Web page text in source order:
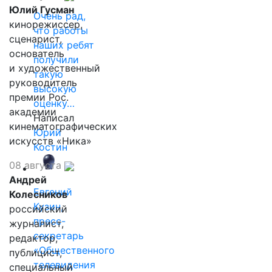
Очень рад,
что работы
наших ребят
получили
такую
высокую
оценку…
Написал
Юрий
Костин
Евгений
Кузин,
пресс-
секретарь
«Общественного
телевидения
Юлий Гусман
кинорежиссер,
сценарист,
основатель
и художественный
руководитель
премии Рос.
академии
кинематографических
искусств «Ника»
08 августа
Андрей
Колесников
российский
журналист,
редактор,
публицист,
специальный